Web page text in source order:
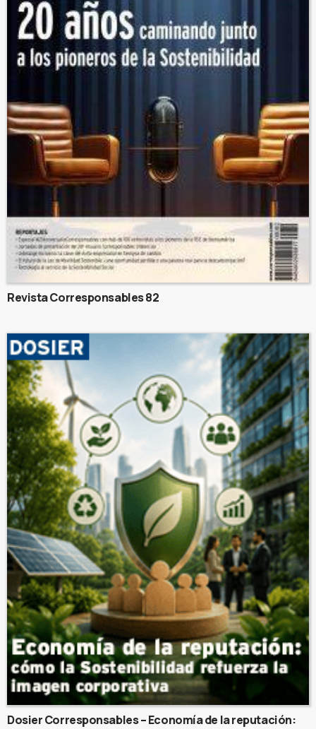
Revista Corresponsables 82
Dosier Corresponsables – Economía de la reputación: